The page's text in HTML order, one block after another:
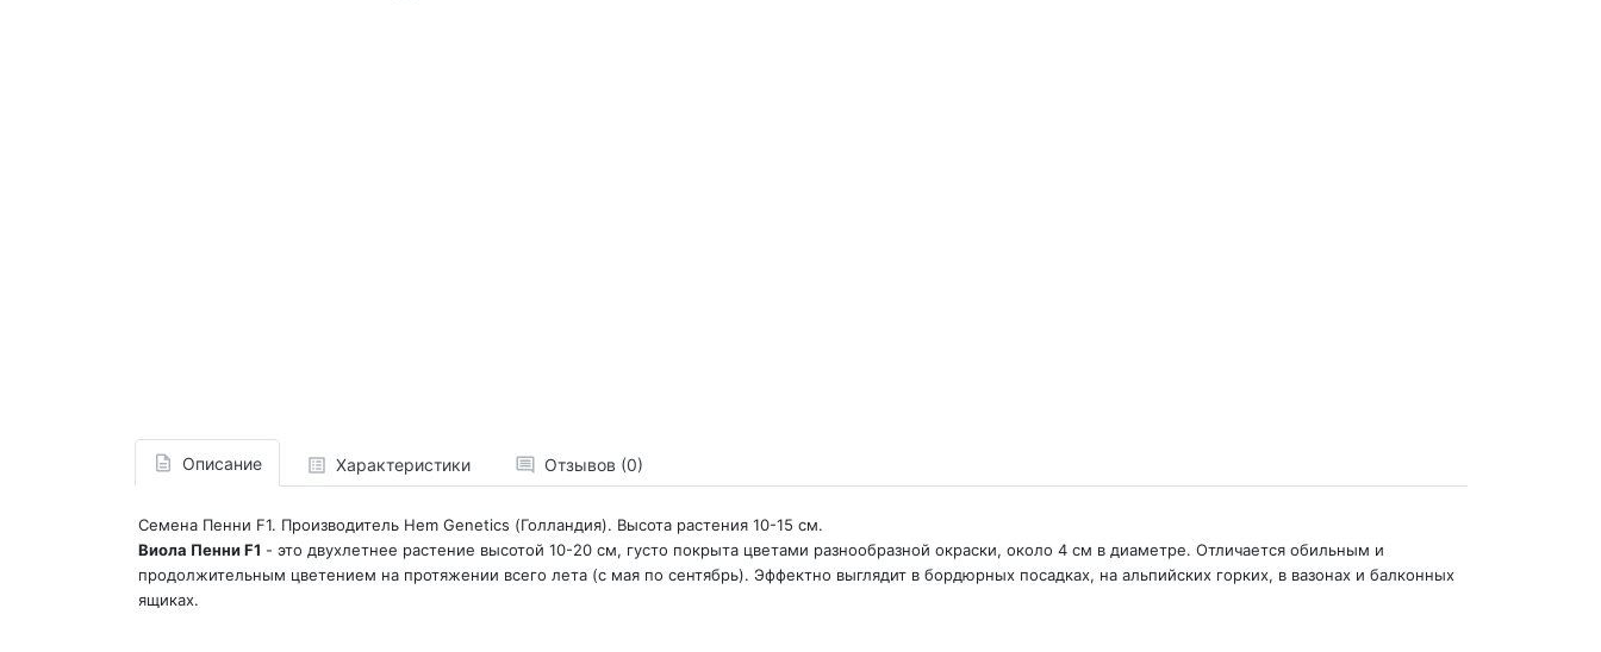
Описание Характеристики Отзывов (0)
Семена Пенни F1. Производитель Hem Genetics (Голландия). Высота растения 10-15 см.
Виола Пенни F1 - это двухлетнее растение высотой 10-20 см, густо покрыта цветами разнообразной окраски, около 4 см в диаметре. Отличается обильным и
продолжительным цветением на протяжении всего лета (с мая по сентябрь). Эффектно выглядит в бордюрных посадках, на альпийских горких, в вазонах и балконных
ящиках.